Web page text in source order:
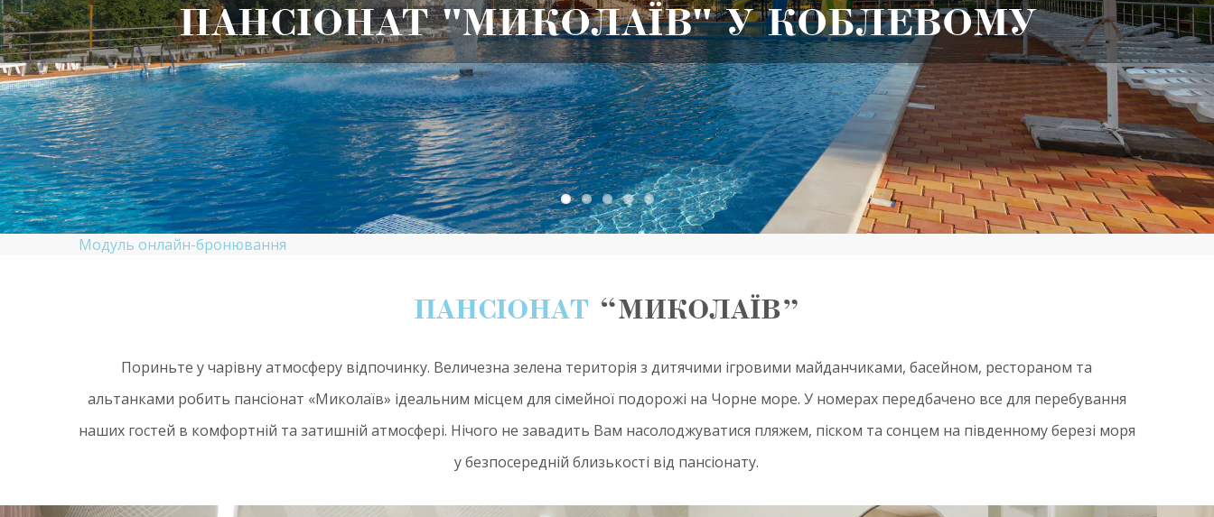
ПАНСІОНАТ "МИКОЛАЇВ" У КОБЛЕВОМУ
Модуль онлайн-бронювання
ПАНСІОНАТ “МИКОЛАЇВ”
Пориньте у чарівну атмосферу відпочинку. Величезна зелена територія з дитячими ігровими майданчиками, басейном, рестораном та
альтанками робить пансіонат «Миколаїв» ідеальним місцем для сімейної подорожі на Чорне море. У номерах передбачено все для перебування
наших гостей в комфортній та затишній атмосферi. Нічого не завадить Вам насолоджуватися пляжем, піском та сонцем на південному березі моря
у безпосередній близькості від пансіонату.